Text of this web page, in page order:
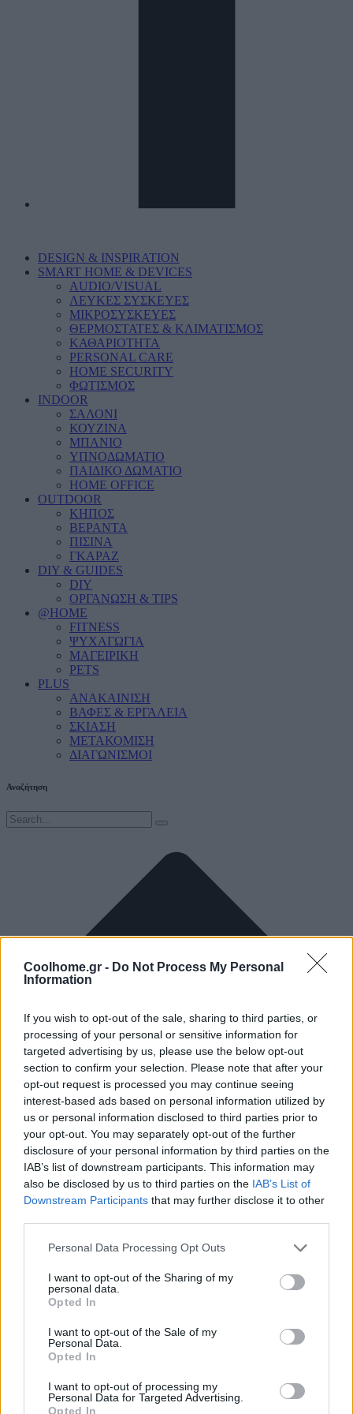
Coolhome.gr - Do Not Process My Personal
Information
If you wish to opt-out of the sale, sharing to third parties, or
processing of your personal or sensitive information for
targeted advertising by us, please use the below opt-out
section to confirm your selection. Please note that after your
opt-out request is processed you may continue seeing
interest-based ads based on personal information utilized by
us or personal information disclosed to third parties prior to
your opt-out. You may separately opt-out of the further
disclosure of your personal information by third parties on the
IAB’s list of downstream participants. This information may
also be disclosed by us to third parties on the IAB’s List of
Downstream Participants that may further disclose it to other
Personal Data Processing Opt Outs
I want to opt-out of the Sharing of my
personal data.
Opted In
I want to opt-out of the Sale of my
Personal Data.
Opted In
I want to opt-out of processing my
Personal Data for Targeted Advertising.
Opted In
DESIGN & INSPIRATION
SMART HOME & DEVICES
AUDIO/VISUAL
ΛΕΥΚΕΣ ΣΥΣΚΕΥΕΣ
ΜΙΚΡΟΣΥΣΚΕΥΕΣ
ΘΕΡΜΟΣΤΑΤΕΣ & ΚΛΙΜΑΤΙΣΜΟΣ
ΚΑΘΑΡΙΟΤΗΤΑ
PERSONAL CARE
HOME SECURITY
ΦΩΤΙΣΜΟΣ
INDOOR
ΣΑΛΟΝΙ
ΚΟΥΖΙΝΑ
ΜΠΑΝΙΟ
ΥΠΝΟΔΩΜΑΤΙΟ
ΠΑΙΔΙΚΟ ΔΩΜΑΤΙΟ
HOME OFFICE
OUTDOOR
ΚΗΠΟΣ
ΒΕΡΑΝΤΑ
ΠΙΣΙΝΑ
ΓΚΑΡΑΖ
DIY & GUIDES
DIY
ΟΡΓΑΝΩΣΗ & TIPS
@HOME
FITNESS
ΨΥΧΑΓΩΓΙΑ
ΜΑΓΕΙΡΙΚΗ
PETS
PLUS
ΑΝΑΚΑΙΝΙΣΗ
ΒΑΦΕΣ & ΕΡΓΑΛΕΙΑ
ΣΚΙΑΣΗ
ΜΕΤΑΚΟΜΙΣΗ
ΔΙΑΓΩΝΙΣΜΟΙ
Αναζήτηση
Home·Switch
Ετικέτα:Switch
SMART HOME & DEVICES
Smart Home Wi-Fi switch over smartphone με 4 εξόδους
Το SmartHome, το «έξυπνο σπίτι», δεν είναι πια ένα concept του
μέλλοντος. Είναι εδώ, γύρω μας και μπορεί …
5 Δεκεμβρίου 2018